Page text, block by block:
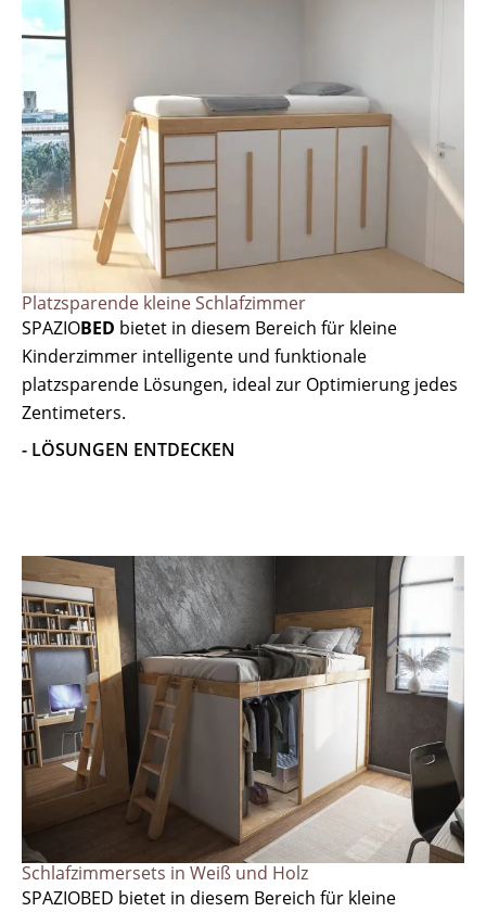
Platzsparende kleine Schlafzimmer
SPAZIOBED bietet in diesem Bereich für kleine
Kinderzimmer intelligente und funktionale
platzsparende Lösungen, ideal zur Optimierung jedes
Zentimeters.
- LÖSUNGEN ENTDECKEN
Schlafzimmersets in Weiß und Holz
SPAZIOBED bietet in diesem Bereich für kleine